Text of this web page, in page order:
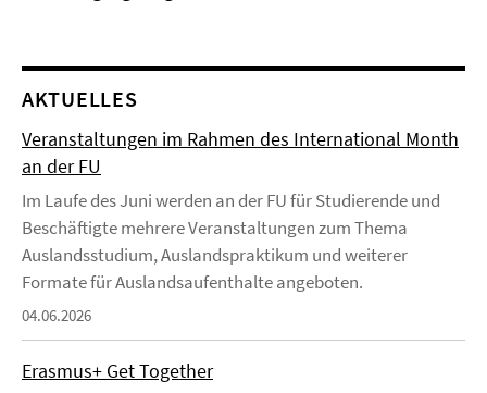
AKTUELLES
Veranstaltungen im Rahmen des International Month
an der FU
Im Laufe des Juni werden an der FU für Studierende und
Beschäftigte mehrere Veranstaltungen zum Thema
Auslandsstudium, Auslandspraktikum und weiterer
Formate für Auslandsaufenthalte angeboten.
04.06.2026
Erasmus+ Get Together